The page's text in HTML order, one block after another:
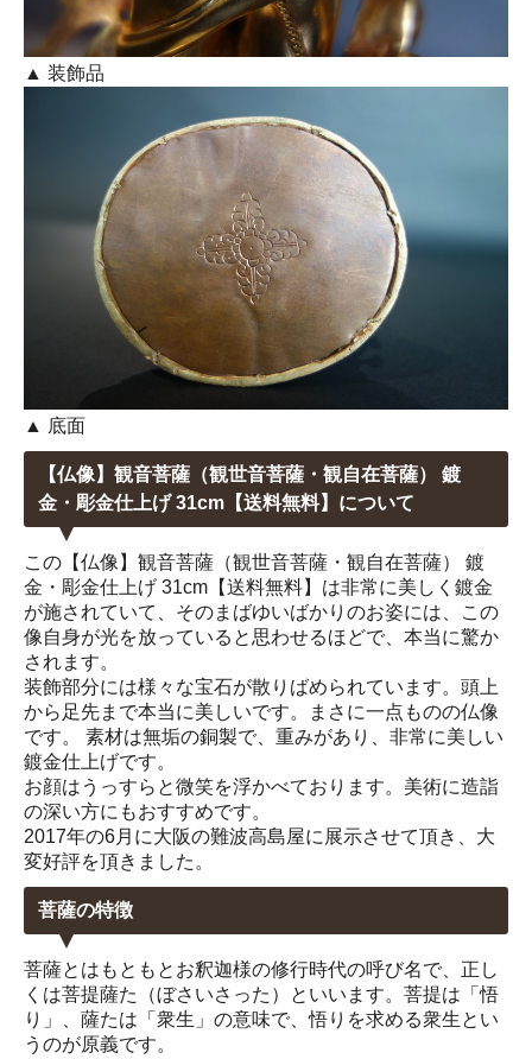
▲ 装飾品
▲ 底面
【仏像】観音菩薩（観世音菩薩・観自在菩薩） 鍍
金・彫金仕上げ 31cm【送料無料】について
この【仏像】観音菩薩（観世音菩薩・観自在菩薩） 鍍
金・彫金仕上げ 31cm【送料無料】は非常に美しく鍍金
が施されていて、そのまばゆいばかりのお姿には、この
像自身が光を放っていると思わせるほどで、本当に驚か
されます。
装飾部分には様々な宝石が散りばめられています。頭上
から足先まで本当に美しいです。まさに一点ものの仏像
です。 素材は無垢の銅製で、重みがあり、非常に美しい
鍍金仕上げです。
お顔はうっすらと微笑を浮かべております。美術に造詣
の深い方にもおすすめです。
2017年の6月に大阪の難波高島屋に展示させて頂き、大
変好評を頂きました。
菩薩の特徴
菩薩とはもともとお釈迦様の修行時代の呼び名で、正し
くは菩提薩た（ぼさいさった）といいます。菩提は「悟
り」、薩たは「衆生」の意味で、悟りを求める衆生とい
うのが原義です。